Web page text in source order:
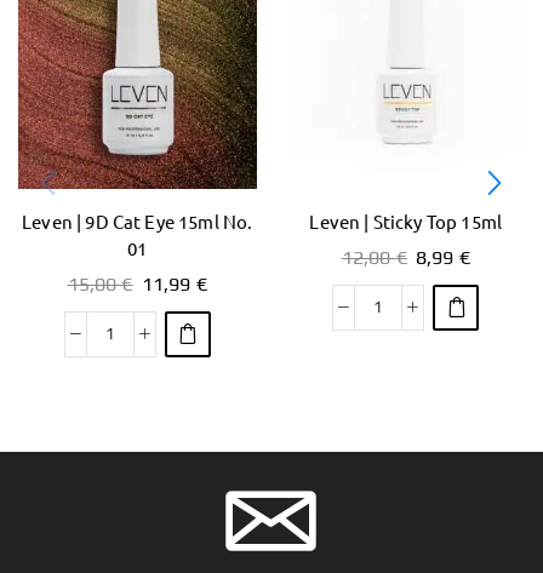
Leven | 9D Cat Eye 15ml No.
01
15,00€ 11,99 €
Leven | Sticky Top 15ml
12,00€ 8,99 €